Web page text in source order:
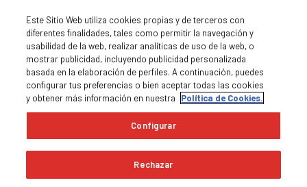
MENÚ 
Este Sitio Web utiliza cookies propias y de terceros con
diferentes finalidades, tales como permitir la navegación y
usabilidad de la web, realizar analíticas de uso de la web, o
mostrar publicidad, incluyendo publicidad personalizada
basada en la elaboración de perfiles. A continuación, puedes
configurar tus preferencias o bien aceptar todas las cookies
y obtener más información en nuestra
Política de Cookies.
Configurar
Rechazar